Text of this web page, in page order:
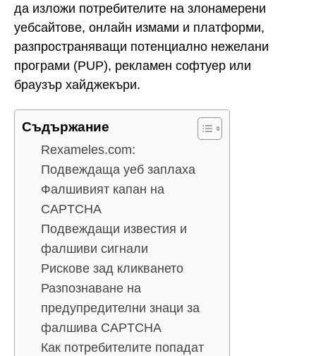
да изложи потребителите на злонамерени
уебсайтове, онлайн измами и платформи,
разпространяващи потенциално нежелани
програми (PUP), рекламен софтуер или
браузър хайджекъри.
Съдържание
Rexameles.com:
Подвеждаща уеб заплаха
Фалшивият капан на
CAPTCHA
Подвеждащи известия и
фалшиви сигнали
Рискове зад кликването
Разпознаване на
предупредителни знаци за
фалшива CAPTCHA
Как потребителите попадат